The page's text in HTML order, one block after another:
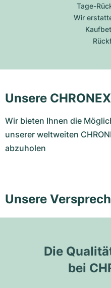
Tage-
Wir
Unsere
Wir bieten Ihnen die
unserer weltweiten
abzuholen
Unsere
Die
bei